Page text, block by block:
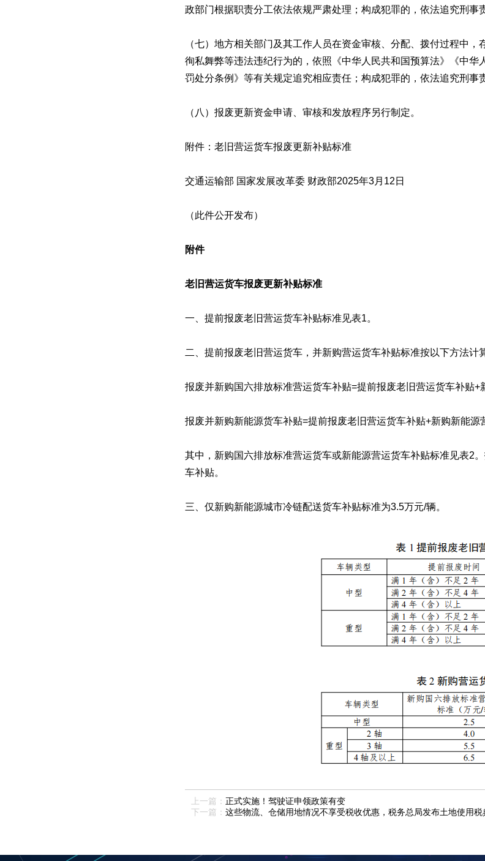
政部门根据职责分工依法依规严肃处理；构成犯罪的，依法追究刑事
（七）地方相关部门及其工作人员在资金审核、分配、拨付过程中
徇私舞弊等违法违纪行为的，依照《中华人民共和国预算法》《中
罚处分条例》等有关规定追究相应责任；构成犯罪的，依法追究刑事
（八）报废更新资金申请、审核和发放程序另行制定。
附件：老旧营运货车报废更新补贴标准
交通运输部 国家发展改革委 财政部2025年3月12日
（此件公开发布）
附件
老旧营运货车报废更新补贴标准
一、提前报废老旧营运货车补贴标准见表1。
二、提前报废老旧营运货车，并新购营运货车补贴标准按以下方法计
报废并新购国六排放标准营运货车补贴=提前报废老旧营运货车补贴
报废并新购新能源货车补贴=提前报废老旧营运货车补贴+新购新能源
其中，新购国六排放标准营运货车或新能源营运货车补贴标准见表2
车补贴。
三、仅新购新能源城市冷链配送货车补贴标准为3.5万元/辆。
上一篇： 正式实施！驾驶证申领政策有变
下一篇： 这些物流、仓储用地情况不享受税收优惠，税务总局发布土地使用税